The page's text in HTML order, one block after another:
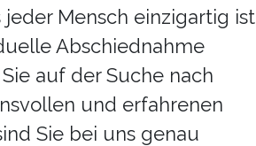
jeder Mensch einzigartig ist
Abschiednahme
auf der Suche nach
und erfahrenen
Sie bei uns genau